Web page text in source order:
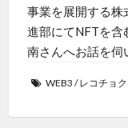
事業を展開する株
進部にてNFTを含
南さんへお話を伺
WEB3 /レコチョク